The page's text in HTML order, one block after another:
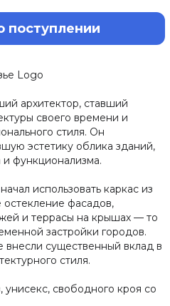
поступлении
Logo
архитектор, ставший
своего времени и
стиля. Он
эстетику облика зданий,
функционализма.
использовать каркас из
фасадов,
и террасы на крышах — то
застройки городов.
внесли существенный вклад в
стиля.
свободного кроя со